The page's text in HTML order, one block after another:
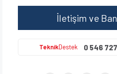
İletişim ve
TeknikDestek 0 546